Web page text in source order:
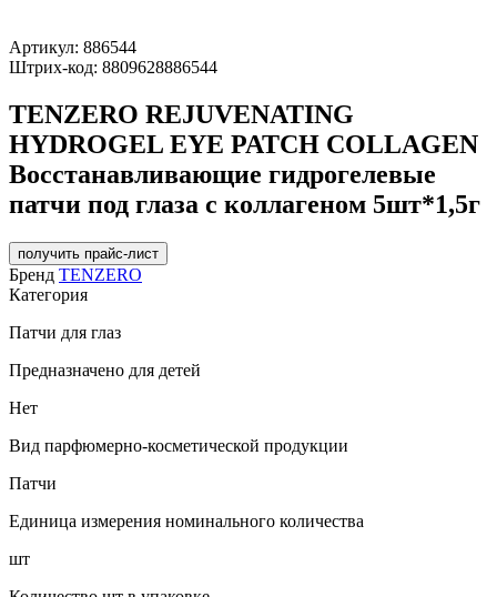
Артикул: 886544
Штрих-код: 8809628886544
TENZERO REJUVENATING
HYDROGEL EYE PATCH COLLAGEN
Восстанавливающие гидрогелевые
патчи под глаза с коллагеном 5шт*1,5г
получить прайс-лист
Бренд TENZERO
Категория
Патчи для глаз
Предназначено для детей
Нет
Вид парфюмерно-косметической продукции
Патчи
Единица измерения номинального количества
шт